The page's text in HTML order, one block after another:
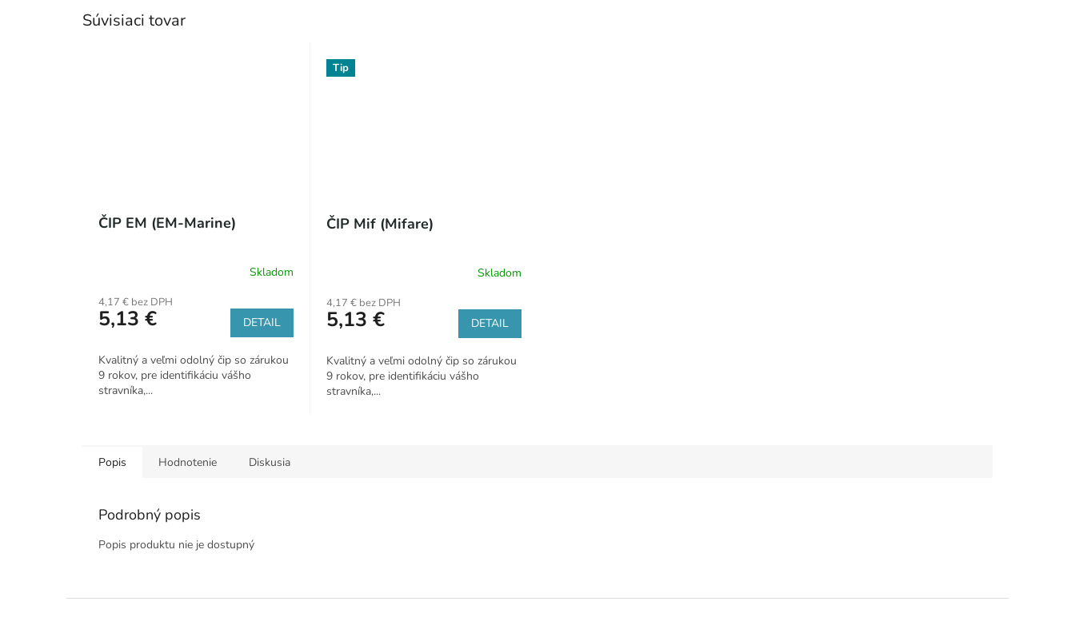
Súvisiaci tovar
ČIP EM (EM-Marine)
Skladom
4,17 € bez DPH
5,13 € DETAIL
Kvalitný a veľmi odolný čip so zárukou
9 rokov, pre identifikáciu vášho
stravníka,...
Tip
ČIP Mif (Mifare)
Skladom
4,17 € bez DPH
5,13 € DETAIL
Kvalitný a veľmi odolný čip so zárukou
9 rokov, pre identifikáciu vášho
stravníka,...
Popis Hodnotenie Diskusia
Podrobný popis
Popis produktu nie je dostupný